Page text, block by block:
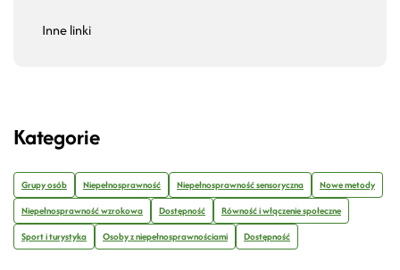
Inne linki
Kategorie
Grupy osób Niepełnosprawność Niepełnosprawność sensoryczna
Nowe metody
Niepełnosprawność wzrokowa
Dostępność
Równość i włączenie społeczne
Sport i turystyka
Osoby z niepełnosprawnościami Dostępność